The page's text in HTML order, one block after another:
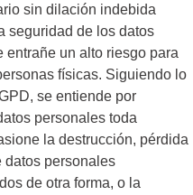
sin dilación indebida
seguridad de los datos
entrañe un alto riesgo para
físicas. Siguiendo lo
se entiende por
personales toda
la destrucción, pérdida
datos personales
de otra forma, o la